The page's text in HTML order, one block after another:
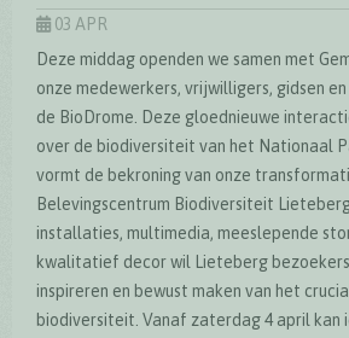
03 APR
Deze middag openden we samen met
onze medewerkers, vrijwilligers, gidsen
de BioDrome. Deze gloednieuwe
over de biodiversiteit van het Nationaal
vormt de bekroning van onze
Belevingscentrum Biodiversiteit
installaties, multimedia, meeslepende
kwalitatief decor wil Lieteberg
inspireren en bewust maken van het
biodiversiteit. Vanaf zaterdag 4 april kan